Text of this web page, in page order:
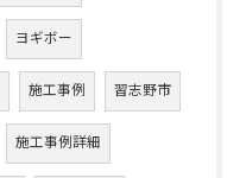
ヨギボー
施工事例 習志野市
施工事例詳細